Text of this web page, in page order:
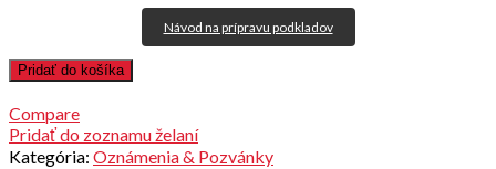
Návod na prípravu podkladov
Pridať do košíka
Compare
Pridať do zoznamu želaní
Kategória: Oznámenia & Pozvánky